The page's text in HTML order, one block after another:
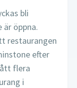
bli
öppna.
restaurangen
efter
flera
i